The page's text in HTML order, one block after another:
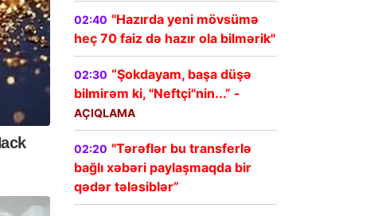
02:40 "Hazırda yeni mövsümə
heç 70 faiz də hazır ola bilmərik"
02:30 “Şokdayam, başa düşə
bilmirəm ki, "Neftçi"nin...” -
AÇIQLAMA
02:20 "Tərəflər bu transferlə
bağlı xəbəri paylaşmaqda bir
qədər tələsiblər”